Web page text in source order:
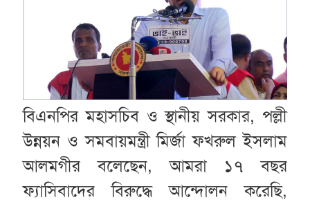
বিএনপির মহাসচিব ও স্থানীয় সরকার, পল্লী
উন্নয়ন ও সমবায়মন্ত্রী মির্জা ফখরুল ইসলাম
আলমগীর বলেছেন, আমরা ১৭ বছর
ফ্যাসিবাদের বিরুদ্ধে আন্দোলন করেছি,